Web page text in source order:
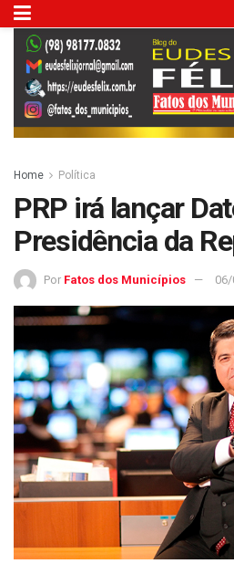
Home Política
PRP irá lançar
Presidência da
Por Fatos dos Municípios